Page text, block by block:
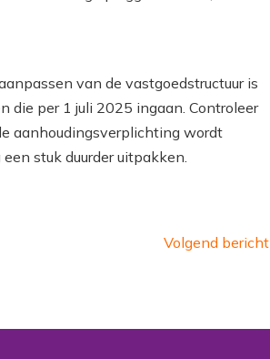
van de vastgoedstructuur is
die per 1 juli 2025 ingaan. Controleer
aanhoudingsverplichting wordt
stuk duurder uitpakken.
Volgend bericht